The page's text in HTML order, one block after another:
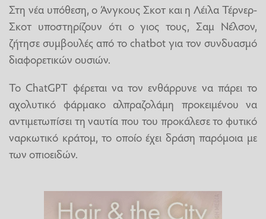
Στη νέα υπόθεση, ο Άνγκους Σκοτ και η Λέιλα Τέρνερ-
Σκοτ υποστηρίζουν ότι ο γιος τους, Σαμ Νέλσον,
ζήτησε συμβουλές από το chatbot για τον συνδυασμό
διαφορετικών ουσιών.
Το ChatGPT φέρεται να τον ενθάρρυνε να πάρει το
αχολυτικό φάρμακο αλπραζολάμη προκειμένου να
αντιμετωπίσει τη ναυτία που του προκάλεσε το φυτικό
ναρκωτικό κράτομ, το οποίο έχει δράση παρόμοια με
των οπιοειδών.